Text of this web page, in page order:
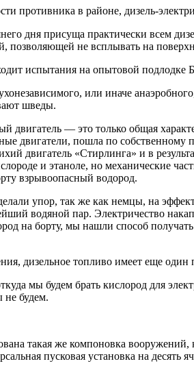
противника в районе, дизель-
дня присуща практически всем
позволяющей не всплывать на
испытания на опытовой подлодке
или иначе
шведы.
двигатель — это только общая
двигатели, пошла по
двигатель «Стирлинга» и в
и этаноле, но механические
взрывоопасный водород.
упор, так же как немцы, на
водяной пар. Электричество
на борту, мы нашли способ
дизельное топливо имеет еще
мы будем брать кислород для
не будем.
такая же компоновка
пусковая установка на